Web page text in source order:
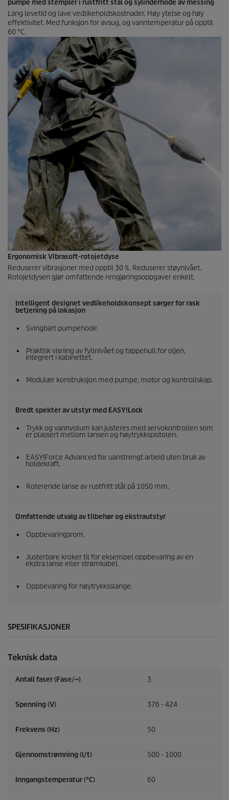
pumpe med stempler i rustfritt stål og sylinderhode av messing
Lang levetid og lave vedlikeholdskostnader. Høy ytelse og høy
effektivitet. Med funksjon for avsug, og vanntemperatur på opptil
60 °C.
Ergonomisk Vibrasoft-rotojetdyse
Reduserer vibrasjoner med opptil 30 %. Reduserer støynivået.
Rotojetdysen gjør omfattende rengjøringsoppgaver enkelt.
Intelligent designet vedlikeholdskonsept sørger for rask
betjening på lokasjon
Svingbart pumpehode.
Praktisk visning av fyllnivået og tappehull for oljen,
integrert i kabinettet.
Modulær konstruksjon med pumpe, motor og kontrollskap.
Bredt spekter av utstyr med EASY!Lock
Trykk og vannvolum kan justeres med servokontrollen som
er plassert mellom lansen og høytrykkspistolen.
EASY!Force Advanced for uanstrengt arbeid uten bruk av
holdekraft.
Roterende lanse av rustfritt stål på 1050 mm.
Omfattende utvalg av tilbehør og ekstrautstyr
Oppbevaringsrom.
Justerbare kroker til for eksempel oppbevaring av en
ekstra lanse eller strømkabel.
Oppbevaring for høytrykksslange.
SPESIFIKASJONER
Teknisk data
Antall faser (Fase/~) 3
Spenning (V) 376 - 424
Frekvens (Hz) 50
Gjennomstrømning (l/t) 500 - 1000
Inngangstemperatur (°C) 60